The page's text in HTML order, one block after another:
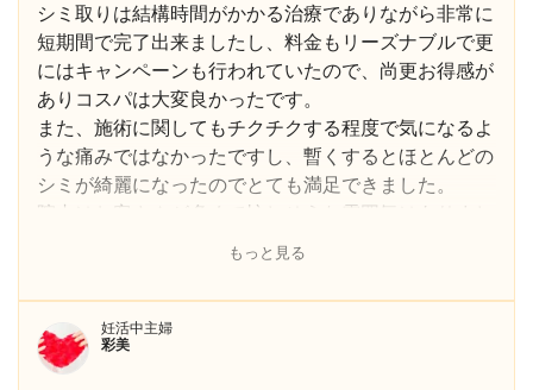
シミ取りは結構時間がかかる治療でありながら非常に
短期間で完了出来ましたし、料金もリーズナブルで更
にはキャンペーンも行われていたので、尚更お得感が
ありコスパは大変良かったです。
また、施術に関してもチクチクする程度で気になるよ
うな痛みではなかったですし、暫くするとほとんどの
シミが綺麗になったのでとても満足できました。
院内はお客さんが多くて忙しそうな雰囲気はありまし
たが、比較的予約も取りやすかったですし、スタッフ
金や仕上がりも含め総じて満足でき良かったです。
もっと見る
妊活中主婦
彩美